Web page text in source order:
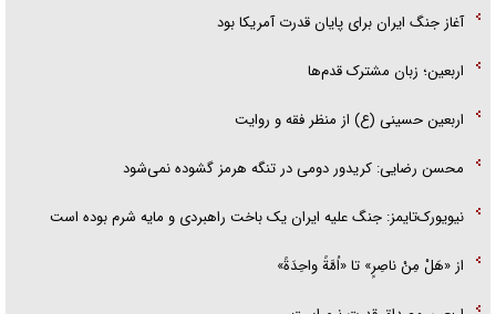
آغاز جنگ ایران برای پایان قدرت آمریکا بود
اربعین؛ زبان مشترک قدم‌ها
اربعین حسینی (ع) از منظر فقه و روایت
محسن رضایی: کریدور دومی در تنگه هرمز گشوده نمی‌شود
نیویورک‌تایمز: جنگ علیه ایران یک باخت راهبردی و مایه شرم بوده است
از «هَلْ مِنْ ناصِرٍ» تا «اُمَّةً واحِدَةً»